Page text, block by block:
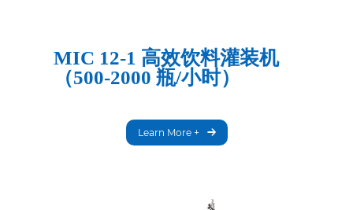
MIC 12-1 高效饮料灌装机
（500-2000 瓶/小时）
Learn More +